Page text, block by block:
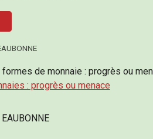
de monnaie : progrès ou
: progrès ou menace